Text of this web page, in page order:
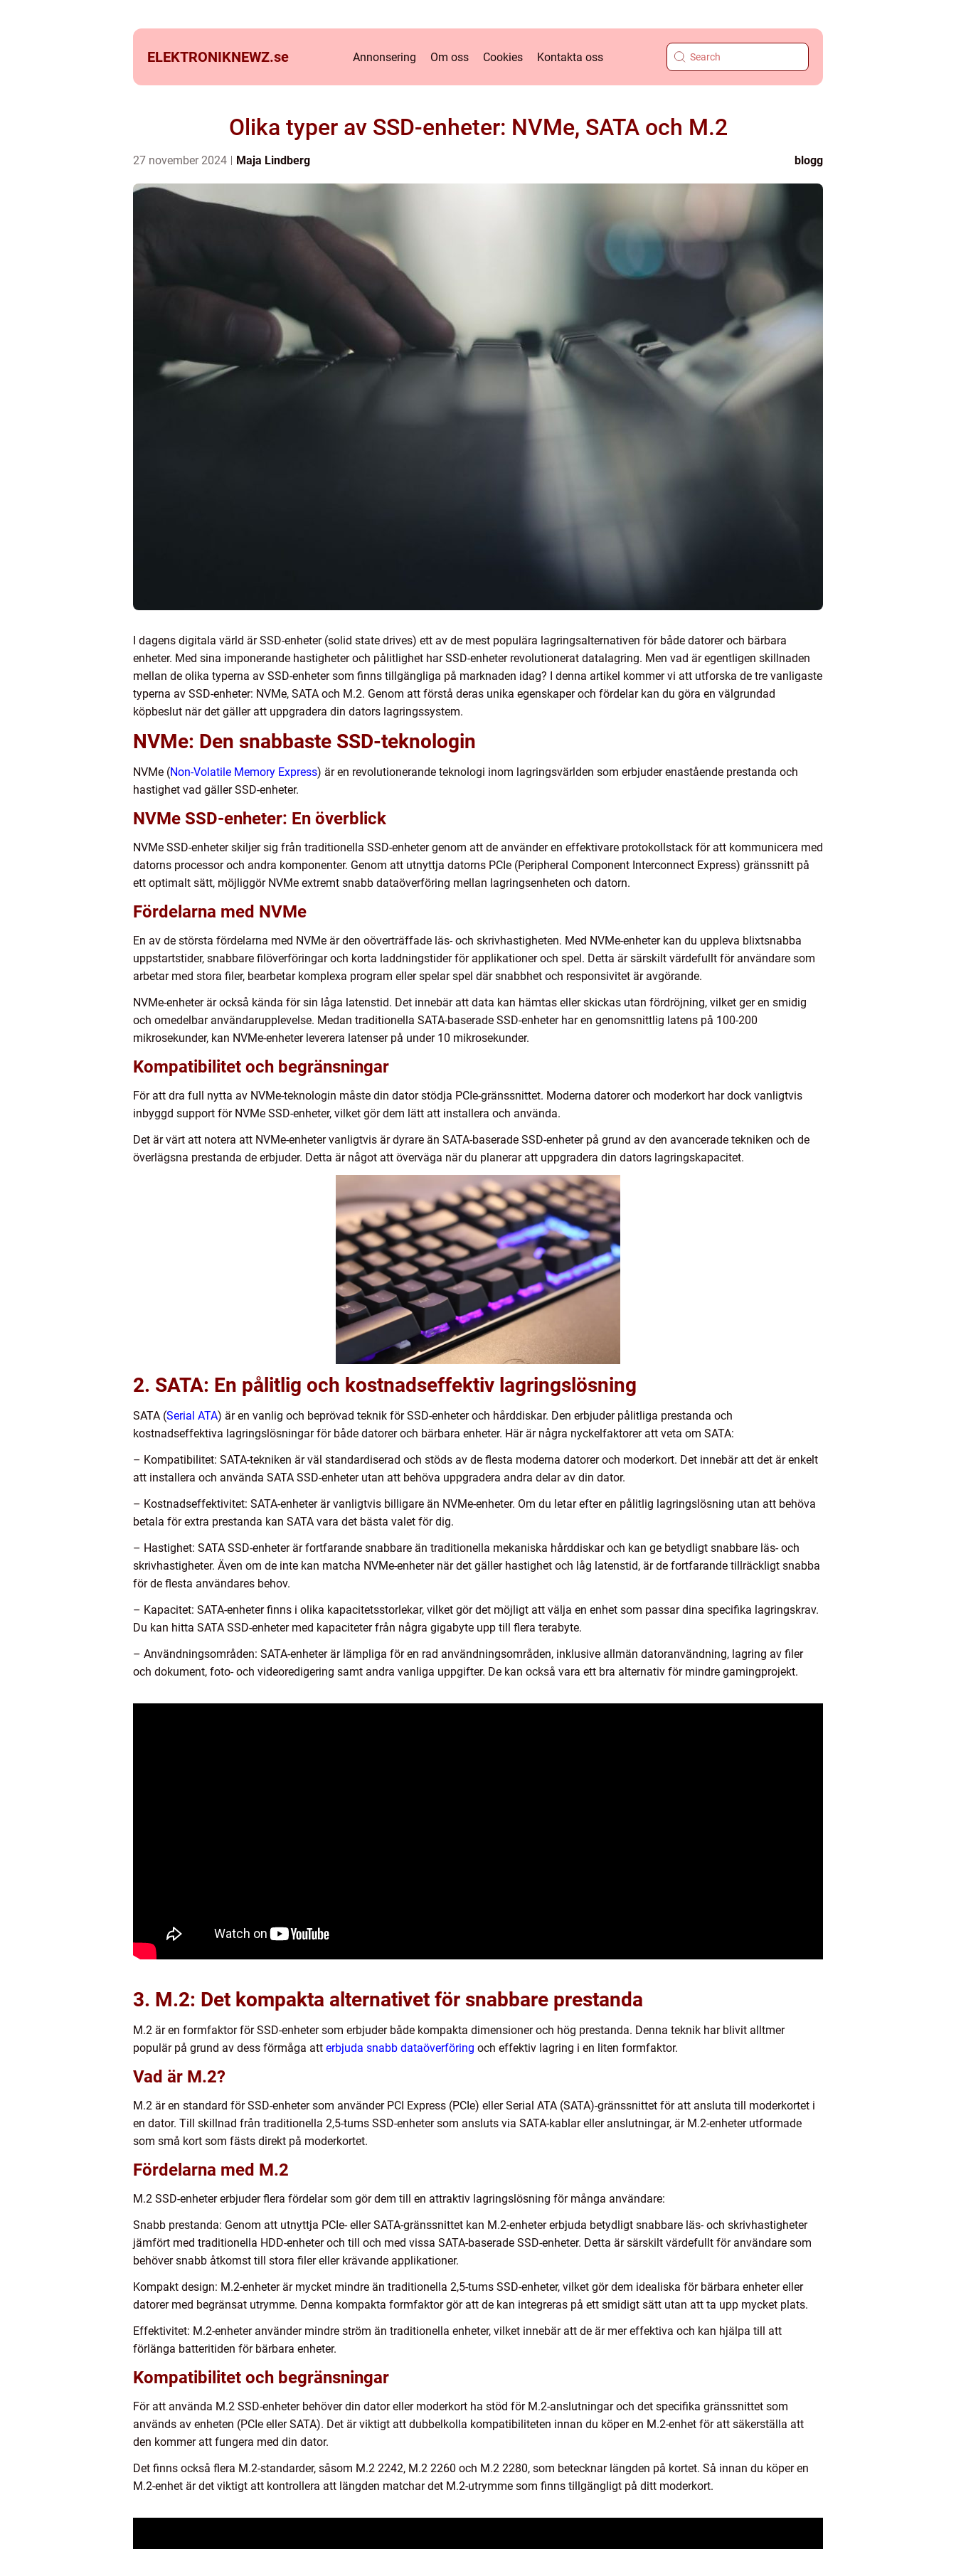
ELEKTRONIKNEWZ.se Annonsering Om oss Cookies Kontakta oss
Olika typer av SSD-enheter: NVMe, SATA och M.2
27 november 2024 Maja Lindberg blogg
I dagens digitala värld är SSD-enheter (solid state drives) ett av de mest populära lagringsalternativen för både datorer och bärbara
enheter. Med sina imponerande hastigheter och pålitlighet har SSD-enheter revolutionerat datalagring. Men vad är egentligen skillnaden
mellan de olika typerna av SSD-enheter som finns tillgängliga på marknaden idag? I denna artikel kommer vi att utforska de tre vanligaste
typerna av SSD-enheter: NVMe, SATA och M.2. Genom att förstå deras unika egenskaper och fördelar kan du göra en välgrundad
köpbeslut när det gäller att uppgradera din dators lagringssystem.
NVMe: Den snabbaste SSD-teknologin
NVMe (Non-Volatile Memory Express) är en revolutionerande teknologi inom lagringsvärlden som erbjuder enastående prestanda och
hastighet vad gäller SSD-enheter.
NVMe SSD-enheter: En överblick
NVMe SSD-enheter skiljer sig från traditionella SSD-enheter genom att de använder en effektivare protokollstack för att kommunicera med
datorns processor och andra komponenter. Genom att utnyttja datorns PCIe (Peripheral Component Interconnect Express) gränssnitt på
ett optimalt sätt, möjliggör NVMe extremt snabb dataöverföring mellan lagringsenheten och datorn.
Fördelarna med NVMe
En av de största fördelarna med NVMe är den oöverträffade läs- och skrivhastigheten. Med NVMe-enheter kan du uppleva blixtsnabba
uppstartstider, snabbare filöverföringar och korta laddningstider för applikationer och spel. Detta är särskilt värdefullt för användare som
arbetar med stora filer, bearbetar komplexa program eller spelar spel där snabbhet och responsivitet är avgörande.
NVMe-enheter är också kända för sin låga latenstid. Det innebär att data kan hämtas eller skickas utan fördröjning, vilket ger en smidig
och omedelbar användarupplevelse. Medan traditionella SATA-baserade SSD-enheter har en genomsnittlig latens på 100-200
mikrosekunder, kan NVMe-enheter leverera latenser på under 10 mikrosekunder.
Kompatibilitet och begränsningar
För att dra full nytta av NVMe-teknologin måste din dator stödja PCIe-gränssnittet. Moderna datorer och moderkort har dock vanligtvis
inbyggd support för NVMe SSD-enheter, vilket gör dem lätt att installera och använda.
Det är värt att notera att NVMe-enheter vanligtvis är dyrare än SATA-baserade SSD-enheter på grund av den avancerade tekniken och de
överlägsna prestanda de erbjuder. Detta är något att överväga när du planerar att uppgradera din dators lagringskapacitet.
2. SATA: En pålitlig och kostnadseffektiv lagringslösning
SATA (Serial ATA) är en vanlig och beprövad teknik för SSD-enheter och hårddiskar. Den erbjuder pålitliga prestanda och
kostnadseffektiva lagringslösningar för både datorer och bärbara enheter. Här är några nyckelfaktorer att veta om SATA:
– Kompatibilitet: SATA-tekniken är väl standardiserad och stöds av de flesta moderna datorer och moderkort. Det innebär att det är enkelt
att installera och använda SATA SSD-enheter utan att behöva uppgradera andra delar av din dator.
– Kostnadseffektivitet: SATA-enheter är vanligtvis billigare än NVMe-enheter. Om du letar efter en pålitlig lagringslösning utan att behöva
betala för extra prestanda kan SATA vara det bästa valet för dig.
– Hastighet: SATA SSD-enheter är fortfarande snabbare än traditionella mekaniska hårddiskar och kan ge betydligt snabbare läs- och
skrivhastigheter. Även om de inte kan matcha NVMe-enheter när det gäller hastighet och låg latenstid, är de fortfarande tillräckligt snabba
för de flesta användares behov.
– Kapacitet: SATA-enheter finns i olika kapacitetsstorlekar, vilket gör det möjligt att välja en enhet som passar dina specifika lagringskrav.
Du kan hitta SATA SSD-enheter med kapaciteter från några gigabyte upp till flera terabyte.
– Användningsområden: SATA-enheter är lämpliga för en rad användningsområden, inklusive allmän datoranvändning, lagring av filer
och dokument, foto- och videoredigering samt andra vanliga uppgifter. De kan också vara ett bra alternativ för mindre gamingprojekt.
3. M.2: Det kompakta alternativet för snabbare prestanda
M.2 är en formfaktor för SSD-enheter som erbjuder både kompakta dimensioner och hög prestanda. Denna teknik har blivit alltmer
populär på grund av dess förmåga att erbjuda snabb dataöverföring och effektiv lagring i en liten formfaktor.
Vad är M.2?
M.2 är en standard för SSD-enheter som använder PCI Express (PCIe) eller Serial ATA (SATA)-gränssnittet för att ansluta till moderkortet i
en dator. Till skillnad från traditionella 2,5-tums SSD-enheter som ansluts via SATA-kablar eller anslutningar, är M.2-enheter utformade
som små kort som fästs direkt på moderkortet.
Fördelarna med M.2
M.2 SSD-enheter erbjuder flera fördelar som gör dem till en attraktiv lagringslösning för många användare:
Snabb prestanda: Genom att utnyttja PCIe- eller SATA-gränssnittet kan M.2-enheter erbjuda betydligt snabbare läs- och skrivhastigheter
jämfört med traditionella HDD-enheter och till och med vissa SATA-baserade SSD-enheter. Detta är särskilt värdefullt för användare som
behöver snabb åtkomst till stora filer eller krävande applikationer.
Kompakt design: M.2-enheter är mycket mindre än traditionella 2,5-tums SSD-enheter, vilket gör dem idealiska för bärbara enheter eller
datorer med begränsat utrymme. Denna kompakta formfaktor gör att de kan integreras på ett smidigt sätt utan att ta upp mycket plats.
Effektivitet: M.2-enheter använder mindre ström än traditionella enheter, vilket innebär att de är mer effektiva och kan hjälpa till att
förlänga batteritiden för bärbara enheter.
Kompatibilitet och begränsningar
För att använda M.2 SSD-enheter behöver din dator eller moderkort ha stöd för M.2-anslutningar och det specifika gränssnittet som
används av enheten (PCIe eller SATA). Det är viktigt att dubbelkolla kompatibiliteten innan du köper en M.2-enhet för att säkerställa att
den kommer att fungera med din dator.
Det finns också flera M.2-standarder, såsom M.2 2242, M.2 2260 och M.2 2280, som betecknar längden på kortet. Så innan du köper en
M.2-enhet är det viktigt att kontrollera att längden matchar det M.2-utrymme som finns tillgängligt på ditt moderkort.